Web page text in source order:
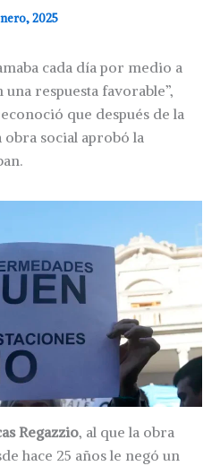
2025
cada día por medio a
respuesta favorable”,
que después de la
social aprobó la
Regazzio, al que la obra
hace 25 años le negó un